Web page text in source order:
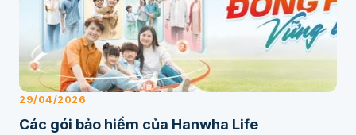
29/04/2026
Các gói bảo hiểm của Hanwha Life